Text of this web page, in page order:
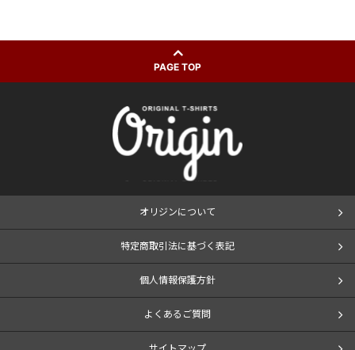
PAGE TOP
オリジンについて
特定商取引法に基づく表記
個人情報保護方針
よくあるご質問